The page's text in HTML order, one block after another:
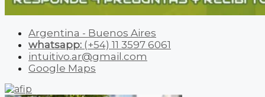
Argentina - Buenos Aires
whatsapp: (+54) 11 3597 6061
intuitivo.ar@gmail.com
Google Maps